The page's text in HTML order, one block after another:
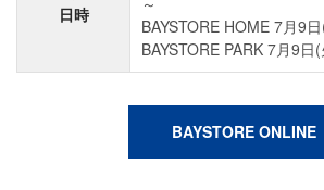
日時
BAYSTORE HOME 7月9
BAYSTORE PARK 7月9日
BAYSTORE ONLINE